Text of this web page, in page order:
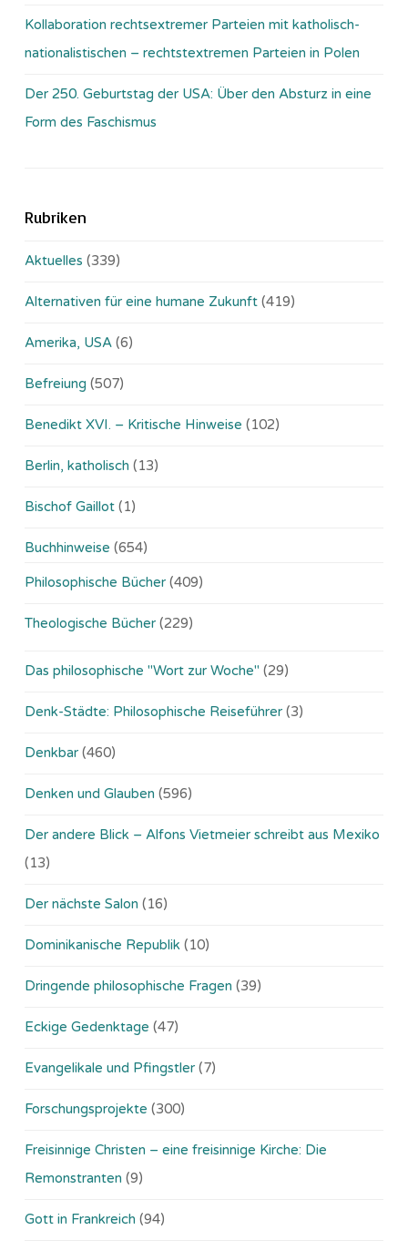
Kollaboration rechtsextremer Parteien mit katholisch-
nationalistischen – rechtstextremen Parteien in Polen
Der 250. Geburtstag der USA: Über den Absturz in eine
Form des Faschismus
Rubriken
Aktuelles (339)
Alternativen für eine humane Zukunft (419)
Amerika, USA (6)
Befreiung (507)
Benedikt XVI. – Kritische Hinweise (102)
Berlin, katholisch (13)
Bischof Gaillot (1)
Buchhinweise (654)
Philosophische Bücher (409)
Theologische Bücher (229)
Das philosophische "Wort zur Woche" (29)
Denk-Städte: Philosophische Reiseführer (3)
Denkbar (460)
Denken und Glauben (596)
Der andere Blick – Alfons Vietmeier schreibt aus Mexiko
(13)
Der nächste Salon (16)
Dominikanische Republik (10)
Dringende philosophische Fragen (39)
Eckige Gedenktage (47)
Evangelikale und Pfingstler (7)
Forschungsprojekte (300)
Freisinnige Christen – eine freisinnige Kirche: Die
Remonstranten (9)
Gott in Frankreich (94)